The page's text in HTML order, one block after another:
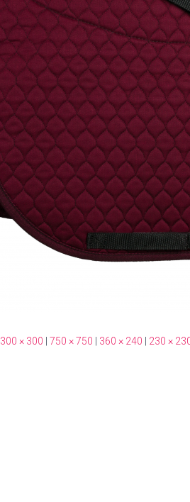
300 × 300 750 × 750 360 × 240 230 ×